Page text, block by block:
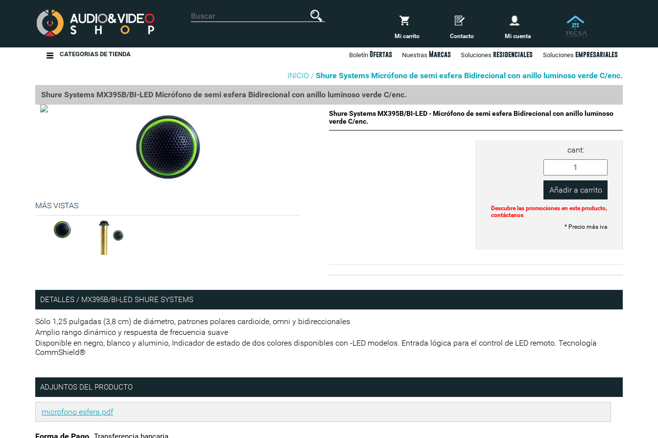
Mi carrito Contacto Mi cuenta
Soluciones empresariales
Soluciones residenciales
Nuestras Marcas
Boletín Ofertas
CATEGORIAS DE TIENDA
INICIO / Shure Systems Micrófono de semi esfera Bidirecional con anillo luminoso verde C/enc.
Shure Systems MX395B/BI-LED Micrófono de semi esfera Bidirecional con anillo luminoso verde C/enc.
MÁS VISTAS
Shure Systems MX395B/BI-LED - Micrófono de semi esfera Bidirecional con anillo luminoso
verde C/enc.
cant:
Descubre las promociones en este producto,
contáctanos
* Precio más iva
DETALLES / MX395B/BI-LED SHURE SYSTEMS
Sólo 1,25 pulgadas (3,8 cm) de diámetro, patrones polares cardioide, omni y bidireccionales
Amplio rango dinámico y respuesta de frecuencia suave
Disponible en negro, blanco y aluminio, Indicador de estado de dos colores disponibles con -LED modelos. Entrada lógica para el control de LED remoto. Tecnología
CommShield®
ADJUNTOS DEL PRODUCTO
microfono esfera.pdf